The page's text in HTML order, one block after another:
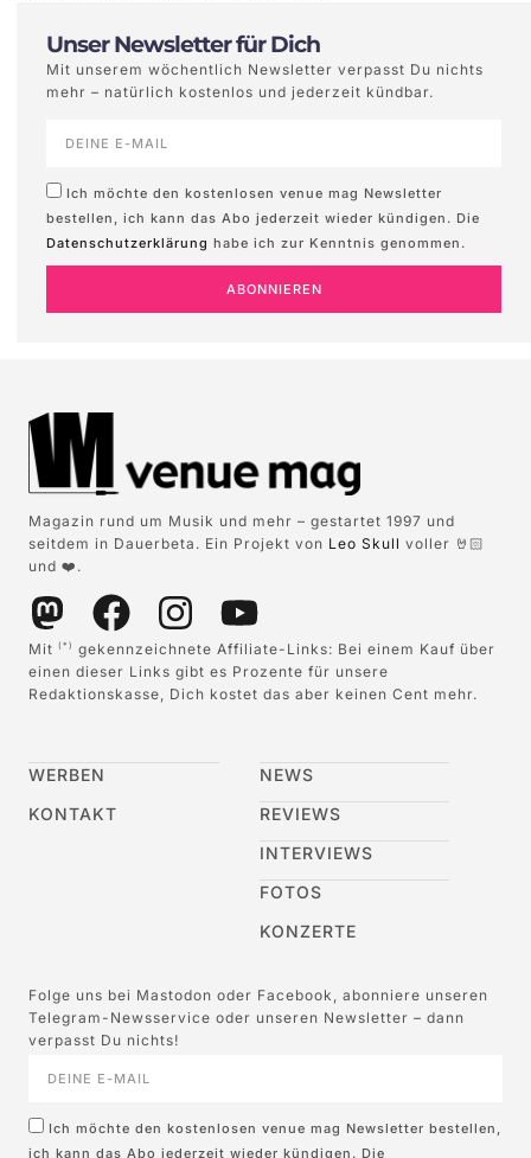
Unser Newsletter für Dich
Mit unserem wöchentlich Newsletter verpasst Du nichts
mehr – natürlich kostenlos und jederzeit kündbar.
Ich möchte den kostenlosen venue mag Newsletter
bestellen, ich kann das Abo jederzeit wieder kündigen. Die
Datenschutzerklärung habe ich zur Kenntnis genommen.
ABONNIEREN
Magazin rund um Musik und mehr – gestartet 1997 und
seitdem in Dauerbeta. Ein Projekt von Leo Skull voller 🤘🏻
und ❤️.
Mit (*)
gekennzeichnete Affiliate-Links: Bei einem Kauf über
einen dieser Links gibt es Prozente für unsere
Redaktionskasse, Dich kostet das aber keinen Cent mehr.
WERBEN
KONTAKT
NEWS
REVIEWS
INTERVIEWS
FOTOS
KONZERTE
Folge uns bei Mastodon oder Facebook, abonniere unseren
Telegram-Newsservice oder unseren Newsletter – dann
verpasst Du nichts!
Ich möchte den kostenlosen venue mag Newsletter bestellen,
ich kann das Abo jederzeit wieder kündigen. Die